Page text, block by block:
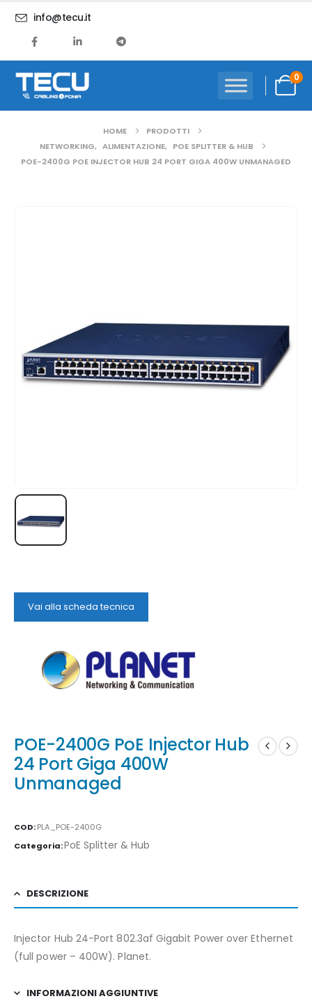
info@tecu.it
0
HOME
PRODOTTI
NETWORKING, ALIMENTAZIONE, POE SPLITTER & HUB
POE-2400G POE INJECTOR HUB 24 PORT GIGA 400W UNMANAGED
Vai alla scheda tecnica
POE-2400G PoE Injector Hub
24 Port Giga 400W
Unmanaged
COD:PLA_POE-2400G
Categoria:PoE Splitter & Hub
DESCRIZIONE
Injector Hub 24-Port 802.3af Gigabit Power over Ethernet
(full power – 400W). Planet.
INFORMAZIONI AGGIUNTIVE